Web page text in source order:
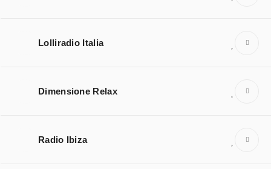
Lolliradio Italia
Dimensione Relax
Radio Ibiza